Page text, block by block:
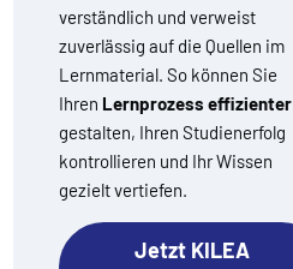
verständlich und verweist
zuverlässig auf die Quellen im
Lernmaterial. So können Sie
Ihren Lernprozess effizienter
gestalten, Ihren Studienerfolg
kontrollieren und Ihr Wissen
gezielt vertiefen.
Jetzt KILEA